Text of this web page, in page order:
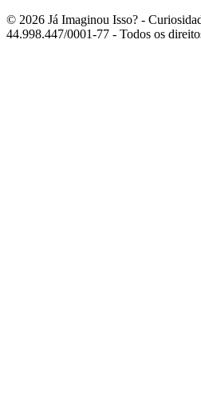
© 2026 Já Imaginou Isso? -
44.998.447/0001-77 - Todos os